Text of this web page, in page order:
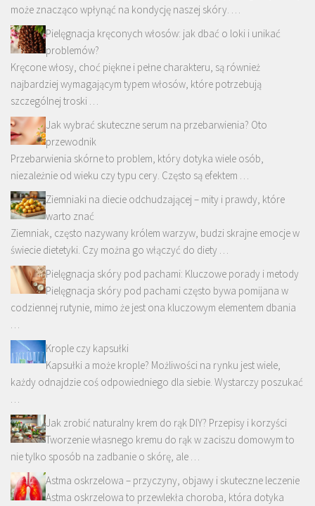
może znacząco wpłynąć na kondycję naszej skóry. …
Pielęgnacja kręconych włosów: jak dbać o loki i unikać
problemów?
Kręcone włosy, choć piękne i pełne charakteru, są również
najbardziej wymagającym typem włosów, które potrzebują
szczególnej troski …
Jak wybrać skuteczne serum na przebarwienia? Oto
przewodnik
Przebarwienia skórne to problem, który dotyka wiele osób,
niezależnie od wieku czy typu cery. Często są efektem …
Ziemniaki na diecie odchudzającej – mity i prawdy, które
warto znać
Ziemniak, często nazywany królem warzyw, budzi skrajne emocje w
świecie dietetyki. Czy można go włączyć do diety …
Pielęgnacja skóry pod pachami: Kluczowe porady i metody
Pielęgnacja skóry pod pachami często bywa pomijana w
codziennej rutynie, mimo że jest ona kluczowym elementem dbania
Krople czy kapsułki
Kapsułki a może krople? Możliwości na rynku jest wiele,
każdy odnajdzie coś odpowiedniego dla siebie. Wystarczy poszukać
Jak zrobić naturalny krem do rąk DIY? Przepisy i korzyści
Tworzenie własnego kremu do rąk w zaciszu domowym to
nie tylko sposób na zadbanie o skórę, ale …
Astma oskrzelowa – przyczyny, objawy i skuteczne leczenie
Astma oskrzelowa to przewlekła choroba, która dotyka